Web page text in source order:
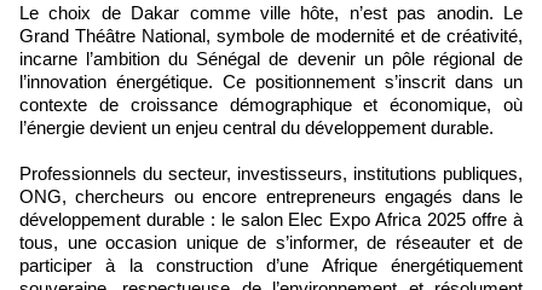
Le choix de Dakar comme ville hôte, n’est pas anodin. Le
Grand Théâtre National, symbole de modernité et de créativité,
incarne l’ambition du Sénégal de devenir un pôle régional de
l’innovation énergétique. Ce positionnement s’inscrit dans un
contexte de croissance démographique et économique, où
l’énergie devient un enjeu central du développement durable.
Professionnels du secteur, investisseurs, institutions publiques,
ONG, chercheurs ou encore entrepreneurs engagés dans le
développement durable : le salon Elec Expo Africa 2025 offre à
tous, une occasion unique de s’informer, de réseauter et de
participer à la construction d’une Afrique énergétiquement